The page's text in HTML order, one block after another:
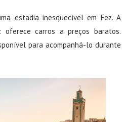
estadia inesquecível em Fez. A
carros a preços baratos.
para acompanhá-lo durante